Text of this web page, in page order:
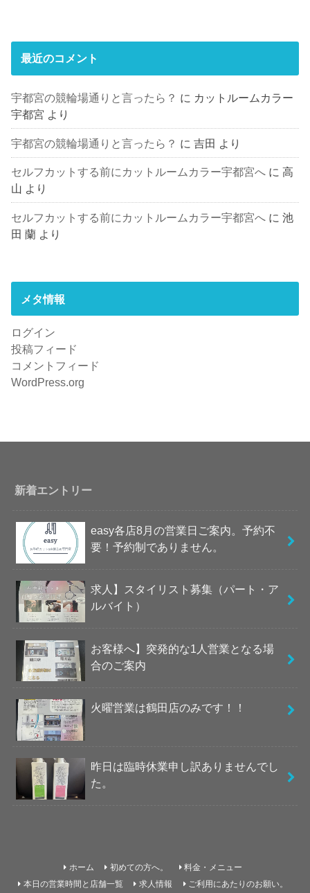
最近のコメント
宇都宮の競輪場通りと言ったら？ に カットルームカラー
宇都宮 より
宇都宮の競輪場通りと言ったら？ に吉田 より
セルフカットする前にカットルームカラー宇都宮へ に高
山 より
セルフカットする前にカットルームカラー宇都宮へ に池
田 蘭 より
メタ情報
ログイン
投稿フィード
コメントフィード
WordPress.org
新着エントリー
easy各店8月の営業日ご案内。予約不
要！予約制でありません。
求人】スタイリスト募集（パート・ア
ルバイト）
お客様へ】突発的な1人営業となる場
合のご案内
火曜営業は鶴田店のみです！！
昨日は臨時休業申し訳ありませんでし
た。
ホーム 初めての方へ。
料金・メニュー
本日の営業時間と店舗一覧
求人情報 ご利用にあたりのお願い。